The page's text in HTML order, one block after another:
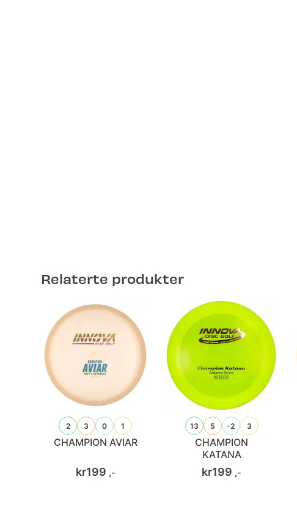
Relaterte produkter
2 3 0 1
CHAMPION AVIAR
kr199 ,-
13 5 -2 3
CHAMPION
KATANA
kr199 ,-